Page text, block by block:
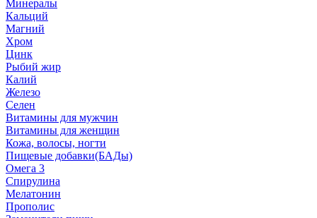
Минералы
Кальций
Магний
Хром
Цинк
Рыбий жир
Калий
Железо
Селен
Витамины для мужчин
Витамины для женщин
Кожа, волосы, ногти
Пищевые добавки(БАДы)
Омега 3
Спирулина
Мелатонин
Прополис